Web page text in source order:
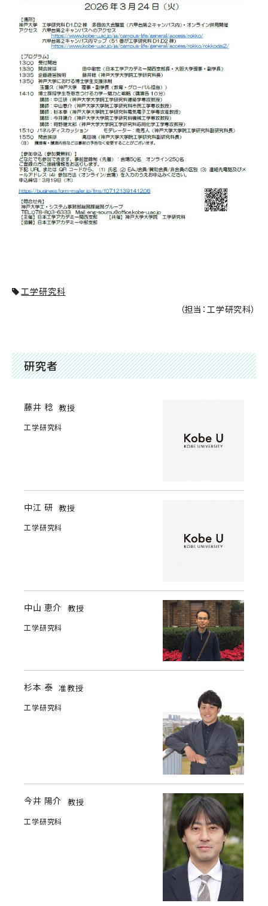
工学研究科
（担当：工学研究科）
研究者
藤井 稔 教授
工学研究科
中江 研 教授
工学研究科
中山 恵介 教授
工学研究科
杉本 泰 准教授
工学研究科
今井 陽介 教授
工学研究科